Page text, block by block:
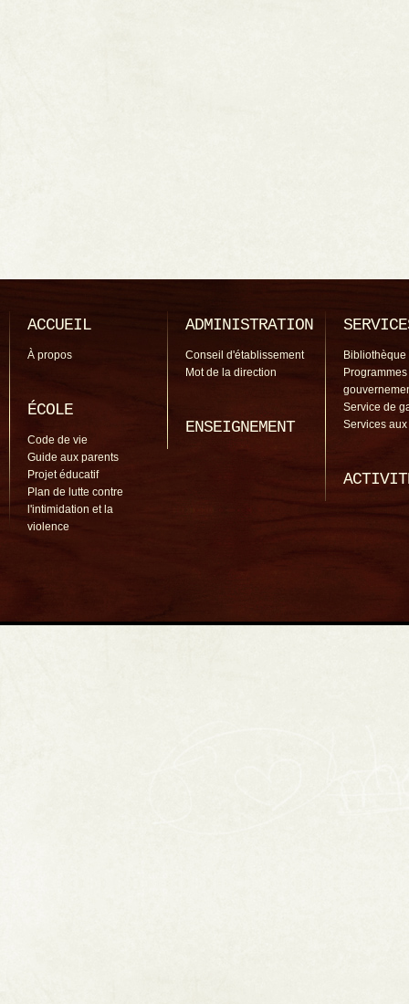
ACCUEIL
À propos
ÉCOLE
Code de vie
Guide aux parents
Projet éducatif
Plan de lutte contre
l'intimidation et la
violence
ADMINISTRATION
Conseil d'établissement
Mot de la direction
ENSEIGNEMENT
Bibliothèque
Programmes
Service de
Services